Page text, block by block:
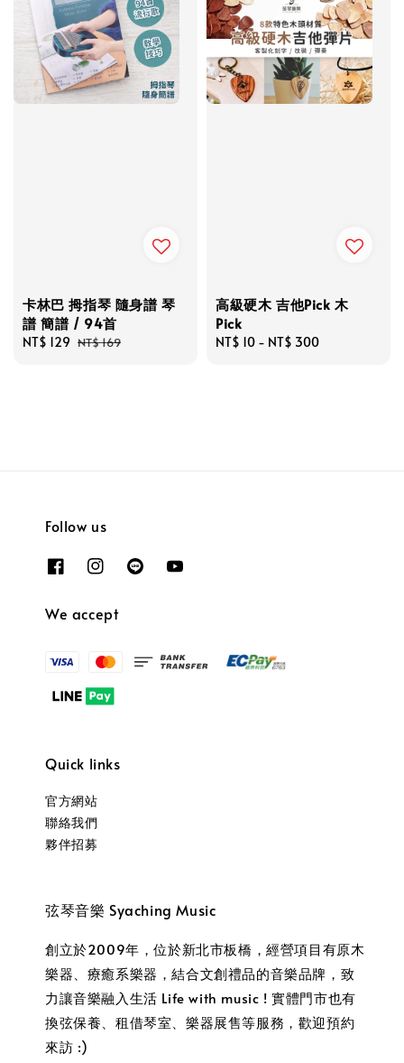
卡林巴 拇指琴 隨身譜 琴
譜 簡譜 / 94首
Sale
NT$ 129 Regular
NT$ 169
高級硬木 吉他Pick 木
Pick
Regular
NT$ 10 - NT$ 300
Follow us
We accept
Quick links
官方網站
聯絡我們
夥伴招募
弦琴音樂 Syaching Music
創立於2009年，位於新北市板橋，經營項目有原木
樂器、療癒系樂器，結合文創禮品的音樂品牌，致
力讓音樂融入生活 Life with music ! 實體門市也有
換弦保養、租借琴室、樂器展售等服務，歡迎預約
來訪 :)